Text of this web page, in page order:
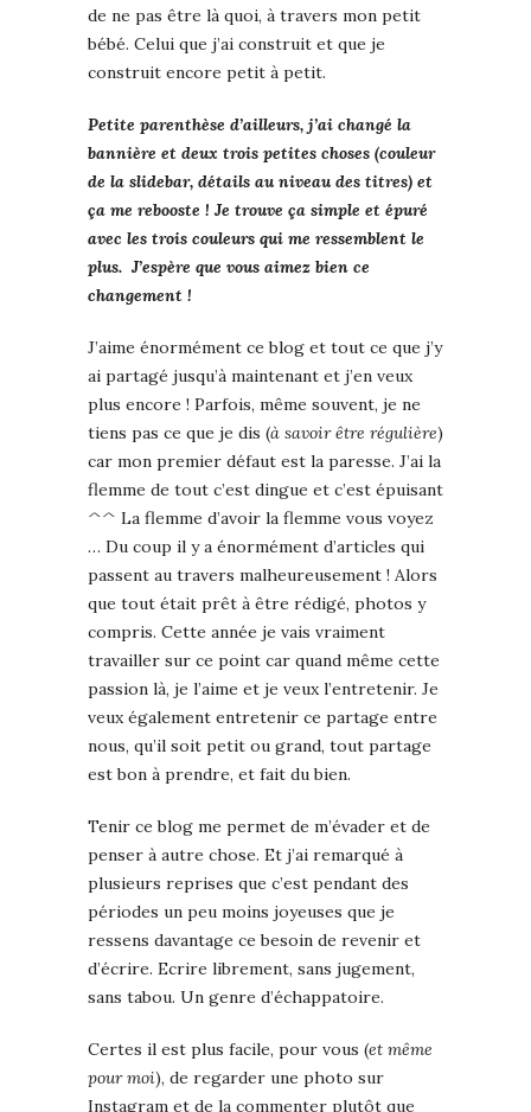
de ne pas être là quoi, à travers mon petit
bébé. Celui que j’ai construit et que je
construit encore petit à petit.
Petite parenthèse d’ailleurs, j’ai changé la
bannière et deux trois petites choses (couleur
de la slidebar, détails au niveau des titres) et
ça me rebooste ! Je trouve ça simple et épuré
avec les trois couleurs qui me ressemblent le
plus. J’espère que vous aimez bien ce
changement !
J’aime énormément ce blog et tout ce que j’y
ai partagé jusqu’à maintenant et j’en veux
plus encore ! Parfois, même souvent, je ne
tiens pas ce que je dis (à savoir être régulière)
car mon premier défaut est la paresse. J’ai la
flemme de tout c’est dingue et c’est épuisant
^^ La flemme d’avoir la flemme vous voyez
… Du coup il y a énormément d’articles qui
passent au travers malheureusement ! Alors
que tout était prêt à être rédigé, photos y
compris. Cette année je vais vraiment
travailler sur ce point car quand même cette
passion là, je l’aime et je veux l’entretenir. Je
veux également entretenir ce partage entre
nous, qu’il soit petit ou grand, tout partage
est bon à prendre, et fait du bien.
Tenir ce blog me permet de m’évader et de
penser à autre chose. Et j’ai remarqué à
plusieurs reprises que c’est pendant des
périodes un peu moins joyeuses que je
ressens davantage ce besoin de revenir et
d’écrire. Ecrire librement, sans jugement,
sans tabou. Un genre d’échappatoire.
Certes il est plus facile, pour vous (et même
pour moi), de regarder une photo sur
Instagram et de la commenter plutôt que